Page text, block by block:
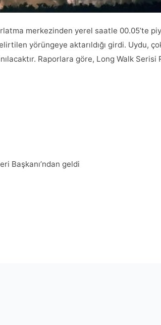
merkezinden yerel saatle 00.05’te
yörüngeye aktarıldığı girdi. Uydu,
Raporlara göre, Long Walk Serisi
Başkanı’ndan geldi